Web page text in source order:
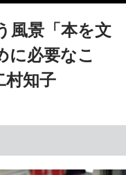
風景「本を文
に必要なこ
知子